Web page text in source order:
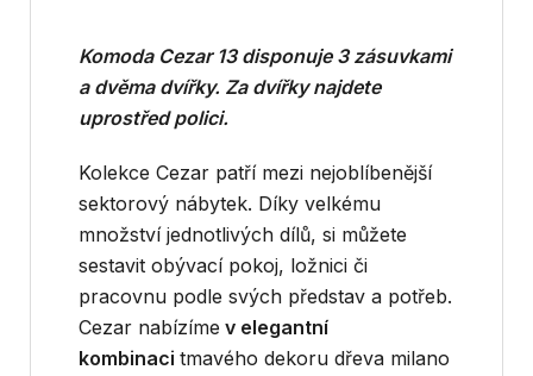
Komoda Cezar 13 disponuje 3 zásuvkami
a dvěma dvířky. Za dvířky najdete
uprostřed polici.
Kolekce Cezar patří mezi nejoblíbenější
sektorový nábytek. Díky velkému
množství jednotlivých dílů, si můžete
sestavit obývací pokoj, ložnici či
pracovnu podle svých představ a potřeb.
Cezar nabízíme v elegantní
kombinaci tmavého dekoru dřeva milano